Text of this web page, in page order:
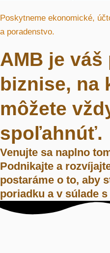
Poskytneme ekonomické,
a poradenstvo.
AMB je váš
biznise, na
môžete
spoľahnúť.
Venujte sa naplno
Podnikajte a
postaráme o to, aby
poriadku a v súlade